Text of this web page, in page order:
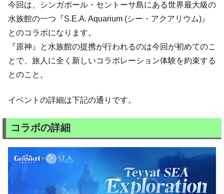
今回は、シンガポール・セントーサ島にある世界最大級の
水族館の一つ『S.E.A. Aquarium (シー・アクアリウム)』
とのコラボになります。
『原神』と水族館の提携が行われるのは今回が初めてのこ
とで、旅人に全く新しいコラボレーション体験を約束する
とのこと。
イベントの詳細は下記の通りです。
コラボの詳細